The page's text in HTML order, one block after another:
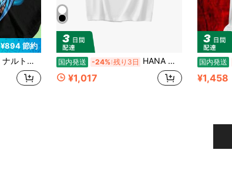
¥894 節約
ナルトソング サスケTシャツ、うちはイタチTシャツ、マダラシスイTシャツ、ユニセックスTシャツ（9） 国内発送 -24% 残り3日 HANA アニメスケート少女 記念デザイン 半袖 メンズ レディース ゆったり 推し活グッズファン向け コレクション
¥1,017
国内発送
¥1,458